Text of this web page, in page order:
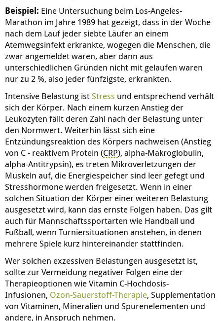
Beispiel: Eine Untersuchung beim Los-Angeles-
Marathon im Jahre 1989 hat gezeigt, dass in der Woche
nach dem Lauf jeder siebte Läufer an einem
Atemwegsinfekt erkrankte, wogegen die Menschen, die
zwar angemeldet waren, aber dann aus
unterschiedlichen Gründen nicht mit gelaufen waren
nur zu 2 %, also jeder fünfzigste, erkrankten.
Intensive Belastung istStress und entsprechend verhält
sich der Körper. Nach einem kurzen Anstieg der
Leukozyten fällt deren Zahl nach der Belastung unter
den Normwert. Weiterhin lässt sich eine
Entzündungsreaktion des Körpers nachweisen (Anstieg
von C - reaktivem Protein (CRP), alpha-Makroglobulin,
alpha-Antitrypsin), es treten Mikroverletzungen der
Muskeln auf, die Energiespeicher sind leer gefegt und
Stresshormone werden freigesetzt. Wenn in einer
solchen Situation der Körper einer weiteren Belastung
ausgesetzt wird, kann das ernste Folgen haben. Das gilt
auch für Mannschaftssportarten wie Handball und
Fußball, wenn Turniersituationen anstehen, in denen
mehrere Spiele kurz hintereinander stattfinden.
Wer solchen exzessiven Belastungen ausgesetzt ist,
sollte zur Vermeidung negativer Folgen eine der
Therapieoptionen wie Vitamin C-Hochdosis-
Infusionen, Ozon-Sauerstoff-Therapie, Supplementation
von Vitaminen, Mineralien und Spurenelementen und
andere, in Anspruch nehmen.